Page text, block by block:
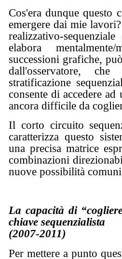
Cos'era dunque questo
emergere dai mie
realizzativo-
elabora
successioni grafiche,
dall'osservatore,
stratificazione
consente di accedere
ancora difficile da
Il corto circuito
caratterizza questo
una precisa matrice
combinazioni
nuove possibilità
La capacità di
chiave sequenzialista
(2007-2011)
Per mettere a punto